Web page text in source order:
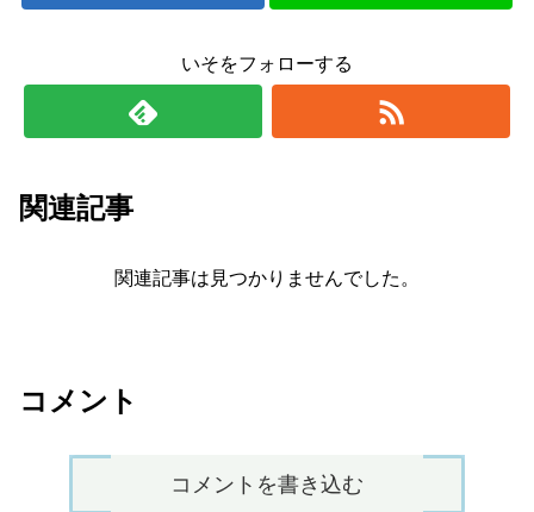
いそをフォローする
関連記事
関連記事は見つかりませんでした。
コメント
コメントを書き込む